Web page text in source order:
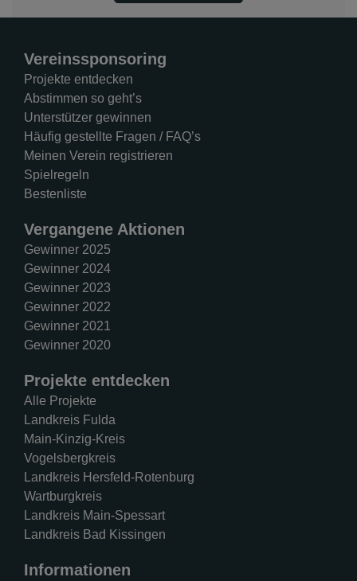
Vereinssponsoring
Projekte entdecken
Abstimmen so geht’s
Unterstützer gewinnen
Häufig gestellte Fragen / FAQ’s
Meinen Verein registrieren
Spielregeln
Bestenliste
Vergangene Aktionen
Gewinner 2025
Gewinner 2024
Gewinner 2023
Gewinner 2022
Gewinner 2021
Gewinner 2020
Projekte entdecken
Alle Projekte
Landkreis Fulda
Main-Kinzig-Kreis
Vogelsbergkreis
Landkreis Hersfeld-Rotenburg
Wartburgkreis
Landkreis Main-Spessart
Landkreis Bad Kissingen
Informationen